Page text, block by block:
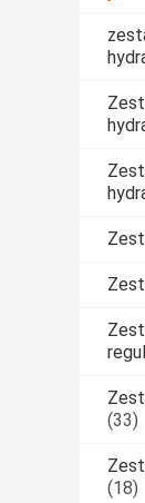
(33)
(18)